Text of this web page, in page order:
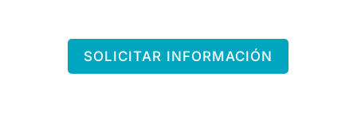
SOLICITAR INFORMACIÓN